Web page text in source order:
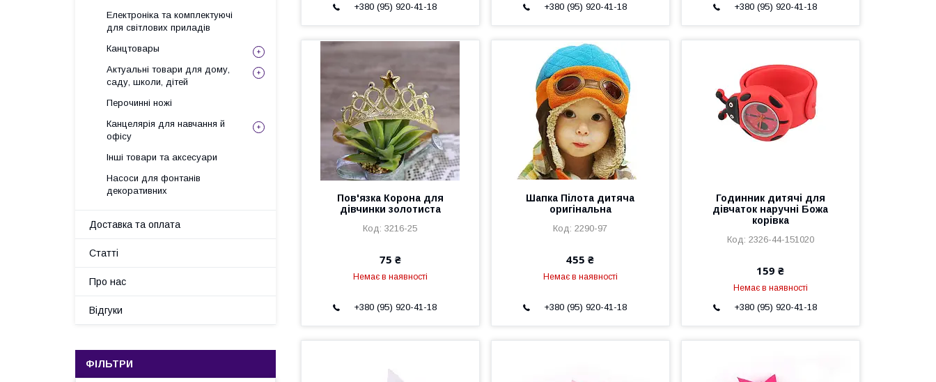
+380 (95) 920-41-18 +380 (95) 920-41-18 +380 (95) 920-41-18
Пов'язка Корона для
дівчинки золотиста
3216-25
75 ₴
Немає в наявності
+380 (95) 920-41-18
Шапка Пілота дитяча
оригінальна
2290-97
455 ₴
Немає в наявності
+380 (95) 920-41-18
Годинник дитячі для
дівчаток наручні Божа
корівка
2326-44-151020
159 ₴
Немає в наявності
+380 (95) 920-41-18
Електроніка та комплектуючі
для світлових приладів
Канцтовары
Актуальні товари для дому,
саду, школи, дітей
Перочинні ножі
Канцелярія для навчання й
офісу
Інші товари та аксесуари
Насоси для фонтанів
декоративних
Доставка та оплата
Статті
Про нас
Відгуки
ФІЛЬТРИ